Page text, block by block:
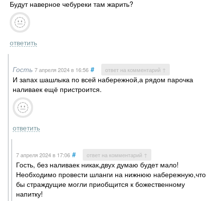
Будут наверное чебуреки там жарить?
ответить
Гость 7 апреля 2024в 16:56 # ответ на комментарий ↑
И запах шашлыка по всей набережной,а рядом парочка
наливаек ещё пристроится.
ответить
7 апреля 2024в 17:06 # ответ на комментарий ↑
Гость, без наливаек никак,двух думаю будет мало!
Необходимо провести шланги на нижнюю набережную,что
бы страждущие могли приобщится к божественному
напитку!